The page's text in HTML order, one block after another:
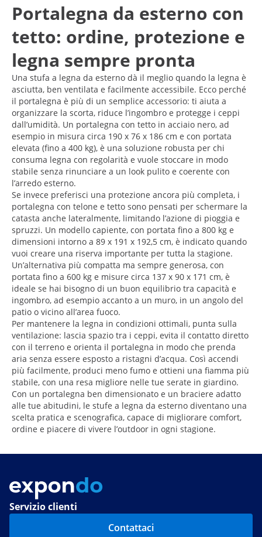
Portalegna da esterno con
tetto: ordine, protezione e
legna sempre pronta
Una stufa a legna da esterno dà il meglio quando la legna è
asciutta, ben ventilata e facilmente accessibile. Ecco perché
il portalegna è più di un semplice accessorio: ti aiuta a
organizzare la scorta, riduce l’ingombro e protegge i ceppi
dall’umidità. Un portalegna con tetto in acciaio nero, ad
esempio in misura circa 190 x 76 x 186 cm e con portata
elevata (fino a 400 kg), è una soluzione robusta per chi
consuma legna con regolarità e vuole stoccare in modo
stabile senza rinunciare a un look pulito e coerente con
l’arredo esterno.
Se invece preferisci una protezione ancora più completa, i
portalegna con telone e tetto sono pensati per schermare la
catasta anche lateralmente, limitando l’azione di pioggia e
spruzzi. Un modello capiente, con portata fino a 800 kg e
dimensioni intorno a 89 x 191 x 192,5 cm, è indicato quando
vuoi creare una riserva importante per tutta la stagione.
Un’alternativa più compatta ma sempre generosa, con
portata fino a 600 kg e misure circa 137 x 90 x 171 cm, è
ideale se hai bisogno di un buon equilibrio tra capacità e
ingombro, ad esempio accanto a un muro, in un angolo del
patio o vicino all’area fuoco.
Per mantenere la legna in condizioni ottimali, punta sulla
ventilazione: lascia spazio tra i ceppi, evita il contatto diretto
con il terreno e orienta il portalegna in modo che prenda
aria senza essere esposto a ristagni d’acqua. Così accendi
più facilmente, produci meno fumo e ottieni una fiamma più
stabile, con una resa migliore nelle tue serate in giardino.
Con un portalegna ben dimensionato e un braciere adatto
alle tue abitudini, le stufe a legna da esterno diventano una
scelta pratica e scenografica, capace di migliorare comfort,
ordine e piacere di vivere l’outdoor in ogni stagione.
Servizio clienti
Contattaci